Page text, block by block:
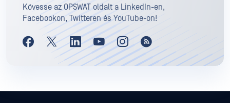
Kövesse az OPSWAT oldalt a LinkedIn-en,
Facebookon, Twitteren és YouTube-on!